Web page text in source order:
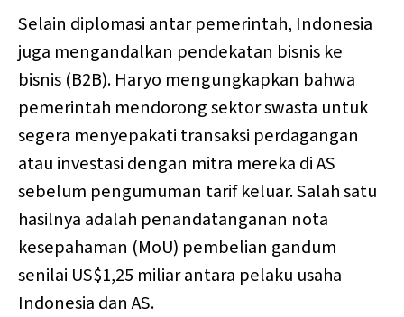
Selain diplomasi antar pemerintah, Indonesia
juga mengandalkan pendekatan bisnis ke
bisnis (B2B). Haryo mengungkapkan bahwa
pemerintah mendorong sektor swasta untuk
segera menyepakati transaksi perdagangan
atau investasi dengan mitra mereka di AS
sebelum pengumuman tarif keluar. Salah satu
hasilnya adalah penandatanganan nota
kesepahaman (MoU) pembelian gandum
senilai US$1,25 miliar antara pelaku usaha
Indonesia dan AS.